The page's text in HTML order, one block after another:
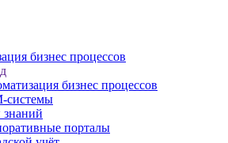
бизнес процессов
бизнес процессов
системы
знаний
порталы